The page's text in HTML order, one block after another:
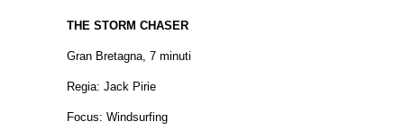
THE STORM CHASER
Gran Bretagna, 7 minuti
Regia: Jack Pirie
Focus: Windsurfing